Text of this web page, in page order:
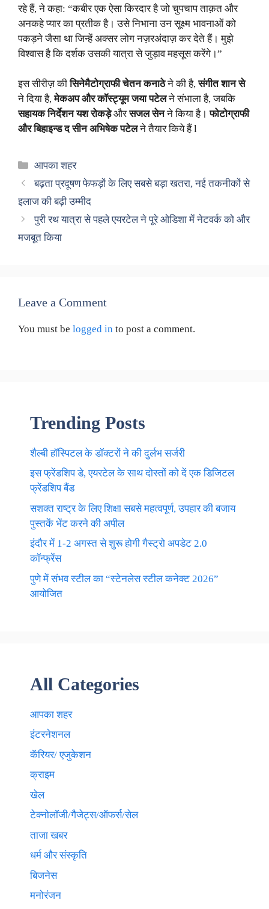
रहे हैं, ने कहा: “कबीर एक ऐसा किरदार है जो चुपचाप ताक़त और
अनकहे प्यार का प्रतीक है। उसे निभाना उन सूक्ष्म भावनाओं को
पकड़ने जैसा था जिन्हें अक्सर लोग नज़रअंदाज़ कर देते हैं। मुझे
विश्वास है कि दर्शक उसकी यात्रा से जुड़ाव महसूस करेंगे।”
इस सीरीज़ कीसिनेमैटोग्राफी चेतन कनाठेने की है,संगीत शान से
ने दिया है,मेकअप और कॉस्ट्यूम जया पटेलने संभाला है, जबकि
सहायक निर्देशन यश रोकड़ेऔरसजल सेनने किया है।फोटोग्राफी
और बिहाइन्ड द सीन अभिषेक पटेलने तैयार किये हैं l
Categories
आपका शहर
बढ़ता प्रदूषण फेफड़ों के लिए सबसे बड़ा खतरा, नई तकनीकों से
इलाज की बढ़ी उम्मीद
पुरी रथ यात्रा से पहले एयरटेल ने पूरे ओडिशा में नेटवर्क को और
मजबूत किया
Leave a Comment
You must be logged in to post a comment.
Trending Posts
शैल्बी हॉस्पिटल के डॉक्टरों ने की दुर्लभ सर्जरी
इस फ्रेंडशिप डे, एयरटेल के साथ दोस्तों को दें एक डिजिटल
फ्रेंडशिप बैंड
सशक्त राष्ट्र के लिए शिक्षा सबसे महत्वपूर्ण, उपहार की बजाय
पुस्तकें भेंट करने की अपील
इंदौर में 1-2 अगस्त से शुरू होगी गैस्ट्रो अपडेट 2.0
कॉन्फ्रेंस
पुणे में संभव स्टील का “स्टेनलेस स्टील कनेक्ट 2026”
आयोजित
All Categories
आपका शहर
इंटरनेशनल
कॅरियर/ एजुकेशन
क्राइम
खेल
टेक्नाेलाॅजी/गैजेट्स/ऑफर्स/सेल
ताजा खबर
धर्म और संस्कृति
बिजनेस
मनोरंजन